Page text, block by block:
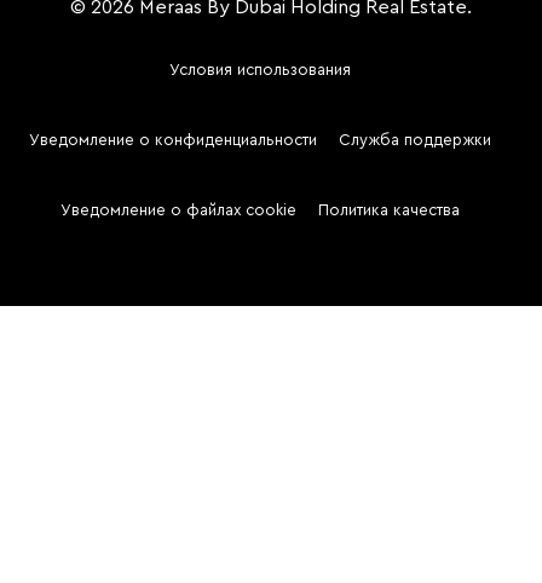
© 2026 Meraas By Dubai Holding Real Estate.
Two
Условия использования
Уведомление о конфиденциальности Служба поддержки
Уведомление о файлах cookie Политика качества